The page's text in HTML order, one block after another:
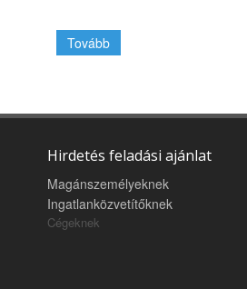
Tovább
Hirdetés feladási ajánlat
Magánszemélyeknek
Ingatlanközvetítőknek
Cégeknek